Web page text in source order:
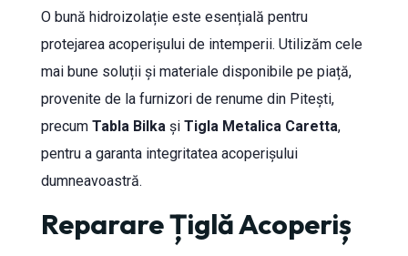
O bună hidroizolație este esențială pentru
protejarea acoperișului de intemperii. Utilizăm cele
mai bune soluții și materiale disponibile pe piață,
provenite de la furnizori de renume din Pitești,
precum Tabla Bilkași Tigla Metalica Caretta,
pentru a garanta integritatea acoperișului
dumneavoastră.
Reparare Țiglă Acoperiș